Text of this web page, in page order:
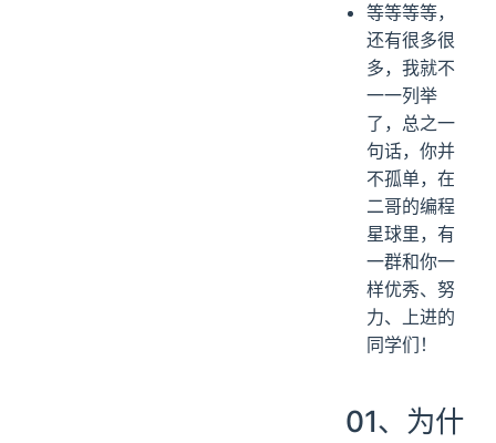
等等等等，
还有很多很
多，我就不
一一列举
了，总之一
句话，你并
不孤单，在
二哥的编程
星球里，有
一群和你一
样优秀、努
力、上进的
同学们！
01、为什